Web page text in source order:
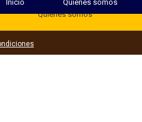
Inicio Quienes somos
Quienes somos